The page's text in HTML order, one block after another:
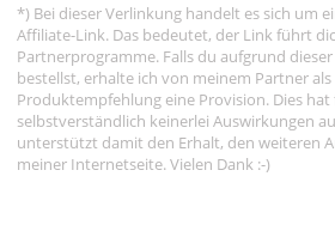
*) Bei dieser Verlinkung handelt es sich um
Affiliate-Link. Das bedeutet, der Link führt
Partnerprogramme. Falls du aufgrund
bestellst, erhalte ich von meinem Partner
Produktempfehlung eine Provision. Dies hat
selbstverständlich keinerlei Auswirkungen
unterstützt damit den Erhalt, den weiteren
meiner Internetseite. Vielen Dank :-)